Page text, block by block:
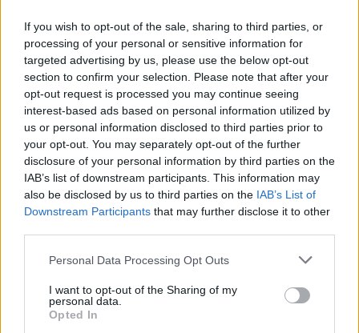
If you wish to opt-out of the sale, sharing to third parties, or
processing of your personal or sensitive information for
targeted advertising by us, please use the below opt-out
section to confirm your selection. Please note that after your
opt-out request is processed you may continue seeing
interest-based ads based on personal information utilized by
us or personal information disclosed to third parties prior to
your opt-out. You may separately opt-out of the further
disclosure of your personal information by third parties on the
IAB’s list of downstream participants. This information may
also be disclosed by us to third parties on the IAB’s List of
Downstream Participants that may further disclose it to other
Please note that this website/app uses one or more Google
not limited to your visit or usage behaviour. You may click to
grant or deny consent to Google and its third-party tags to
use your data for below specified purposes in below Google
Personal Data Processing Opt Outs
I want to opt-out of the Sharing of my
personal data.
Opted In
Kövess minket, és értesülj a friss hírekről a
Facebookon is!
Követem